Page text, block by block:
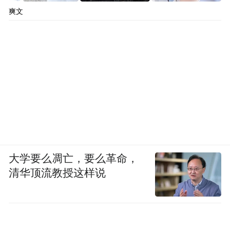
爽文
大学要么凋亡，要么革命，
清华顶流教授这样说